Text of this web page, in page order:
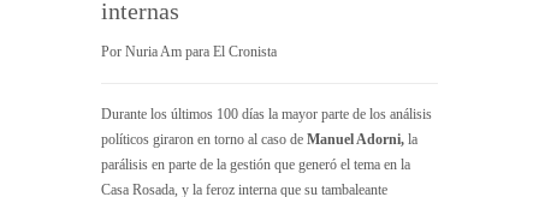
internas
Por Nuria Am para El Cronista
Durante los últimos 100 días la mayor parte de los análisis
políticos giraron en torno al caso de Manuel Adorni, la
parálisis en parte de la gestión que generó el tema en la
Casa Rosada, y la feroz interna que su tambaleante